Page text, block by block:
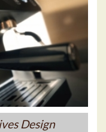
Design